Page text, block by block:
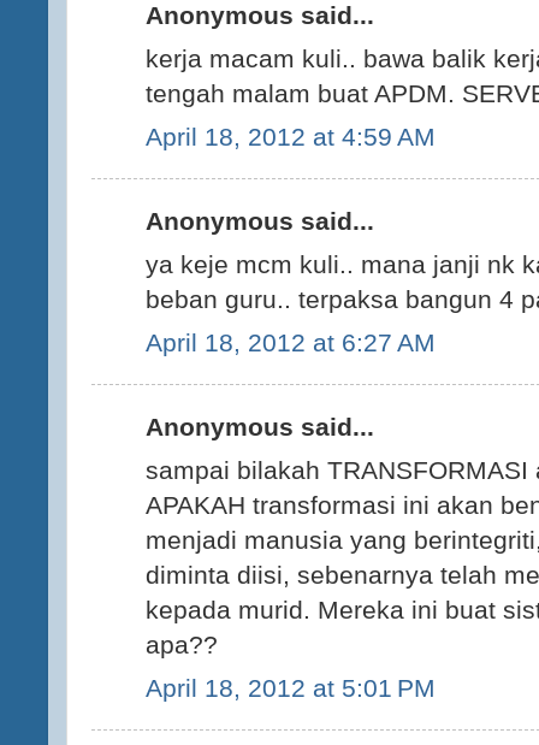
Anonymous said...
kerja macam kuli.. bawa balik
tengah malam buat APDM.
April 18, 2012 at 4:59 AM
Anonymous said...
ya keje mcm kuli.. mana janji nk
beban guru.. terpaksa bangun 4
April 18, 2012 at 6:27 AM
Anonymous said...
sampai bilakah
APAKAH transformasi ini akan
menjadi manusia yang
diminta diisi, sebenarnya telah
kepada murid. Mereka ini buat
apa??
April 18, 2012 at 5:01 PM